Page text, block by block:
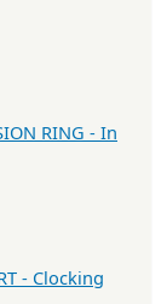
RING - In
- Clocking